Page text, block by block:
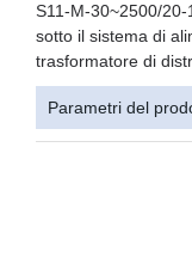
S11-M-30~2500/
sotto il sistema di
trasformatore di
Parametri del